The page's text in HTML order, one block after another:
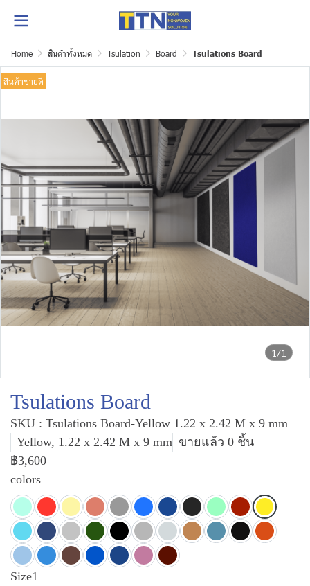
Home สินค้าทั้งหมด Tsulation Board Tsulations Board
1/1
สินค้าขายดี
Tsulations Board
SKU : Tsulations Board-Yellow 1.22 x 2.42 M x 9 mm
Yellow, 1.22 x 2.42 M x 9 mm ขายแล้ว 0 ชิ้น
฿3,600
colors
Size1